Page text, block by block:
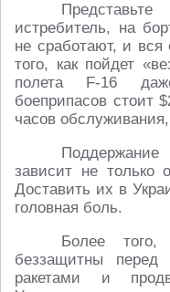
истребитель, на
не сработают, и вся
того, как пойдет
полета F-16
боеприпасов стоит
часов
зависит не только
Доставить их в
головная боль.
Более того,
беззащитны перед
ракетами и